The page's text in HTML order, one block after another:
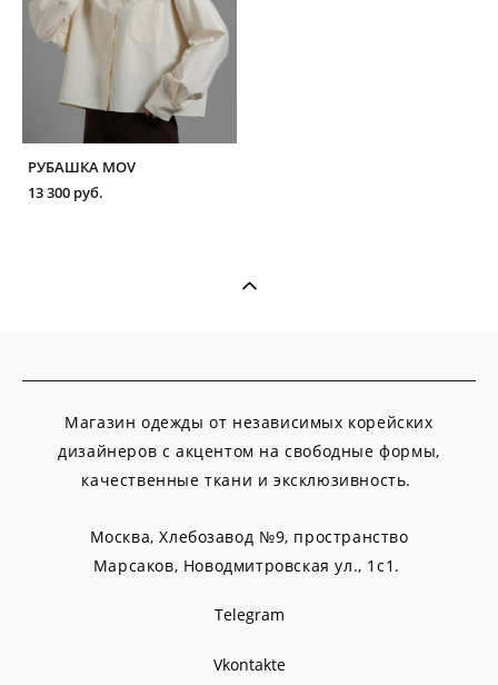
РУБАШКА MOV
13 300 pуб.
Магазин одежды от независимых корейских
дизайнеров с акцентом на свободные формы,
качественные ткани и эксклюзивность.
Москва, Хлебозавод №9, пространство
Марсаков, Новодмитровская ул., 1с1.
Telegram
Vkontakte